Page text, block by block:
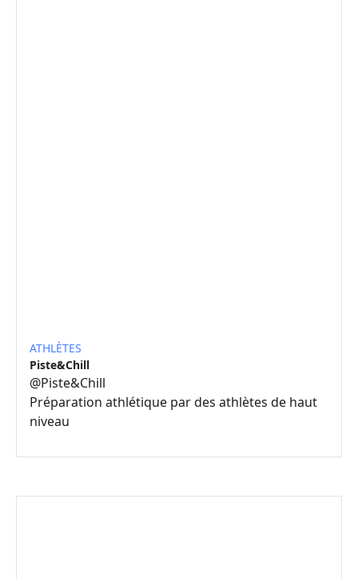
ATHLÈTES
Piste&Chill
@Piste&Chill
Préparation athlétique par des athlètes de haut
niveau